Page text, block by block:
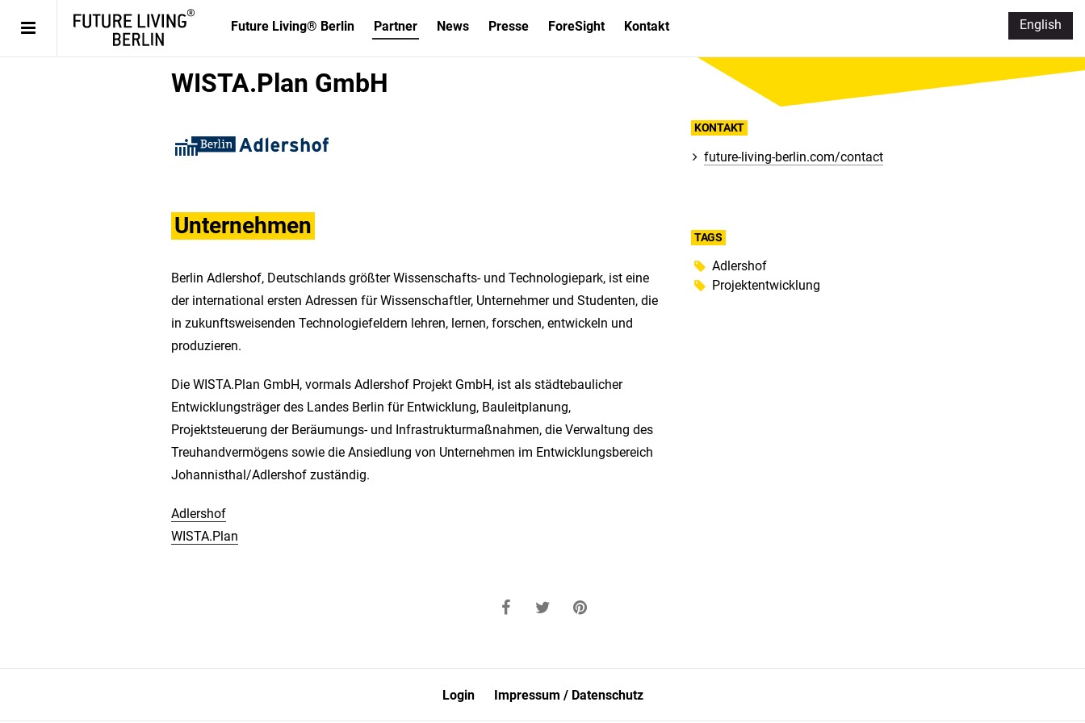
Future Living® Berlin Partner News Presse ForeSight Kontakt English
WISTA.Plan GmbH
Unternehmen
Berlin Adlershof, Deutschlands größter Wissenschafts- und Technologiepark, ist eine
der international ersten Adressen für Wissenschaftler, Unternehmer und Studenten, die
in zukunftsweisenden Technologiefeldern lehren, lernen, forschen, entwickeln und
produzieren.
Die WISTA.Plan GmbH, vormals Adlershof Projekt GmbH, ist als städtebaulicher
Entwicklungsträger des Landes Berlin für Entwicklung, Bauleitplanung,
Projektsteuerung der Beräumungs- und Infrastrukturmaßnahmen, die Verwaltung des
Treuhandvermögens sowie die Ansiedlung von Unternehmen im Entwicklungsbereich
Johannisthal/Adlershof zuständig.
Adlershof
WISTA.Plan
KONTAKT
future-living-berlin.com/contact
TAGS
Adlershof
Projektentwicklung
Login Impressum / Datenschutz